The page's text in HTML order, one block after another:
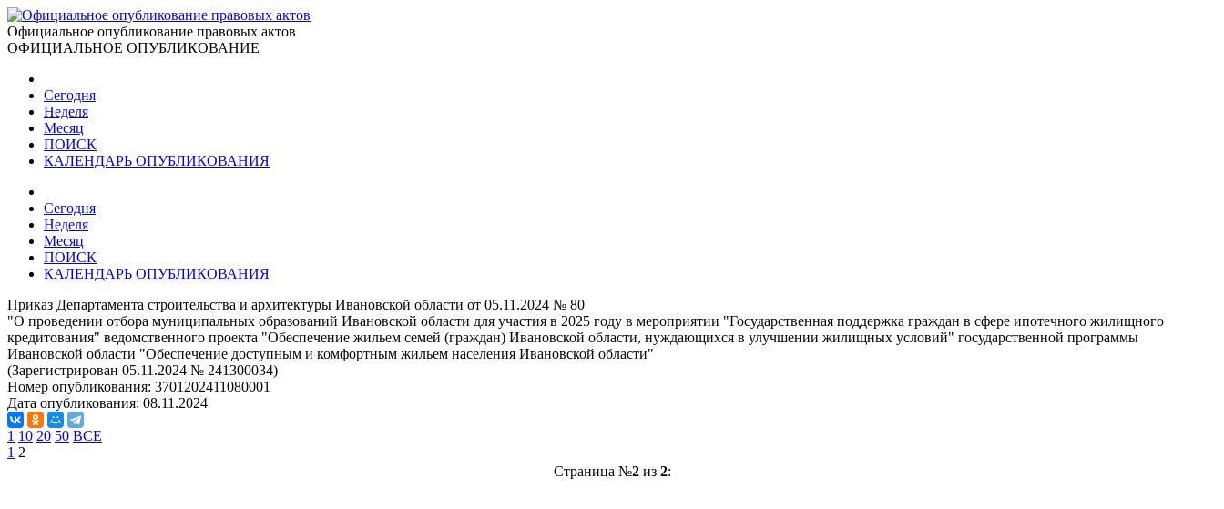
Официальное опубликование правовых актов
ОФИЦИАЛЬНОЕ ОПУБЛИКОВАНИЕ
Сегодня
Неделя
Месяц
ПОИСК
КАЛЕНДАРЬ ОПУБЛИКОВАНИЯ
Сегодня
Неделя
Месяц
ПОИСК
КАЛЕНДАРЬ ОПУБЛИКОВАНИЯ
Приказ Департамента строительства и архитектуры Ивановской области от 05.11.2024 № 80
"О проведении отбора муниципальных образований Ивановской области для участия в 2025 году в мероприятии "Государственная поддержка граждан в сфере ипотечного жилищного
кредитования" ведомственного проекта "Обеспечение жильем семей (граждан) Ивановской области, нуждающихся в улучшении жилищных условий" государственной программы
Ивановской области "Обеспечение доступным и комфортным жильем населения Ивановской области"
(Зарегистрирован 05.11.2024 № 241300034)
Номер опубликования: 3701202411080001
Дата опубликования: 08.11.2024
1 10 20 50 ВСЕ
1 2
Страница №2из 2: